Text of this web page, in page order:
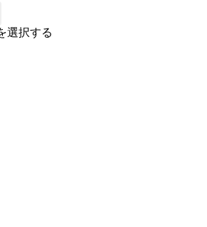
選択する